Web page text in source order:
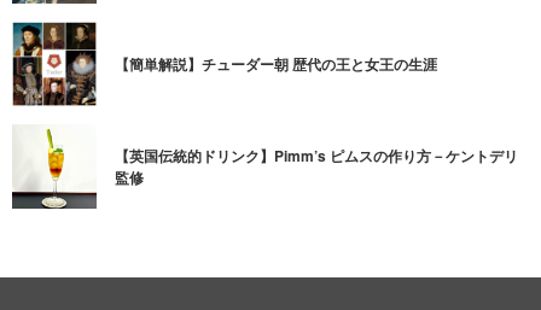
【簡単解説】チューダー朝 歴代の王と女王の生涯
【英国伝統的ドリンク】Pimm’s ピムスの作り方－ケントデリ
監修